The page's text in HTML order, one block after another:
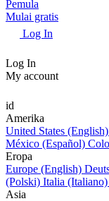
Pemula
Mulai gratis
Log In
Log In
My account
id
Amerika
United States (English)
México (Español)
Eropa
Europe (English)
(Polski) Italia (Italiano)
Asia